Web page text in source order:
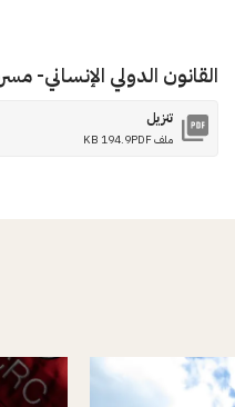
القانون الدولي الإنساني-
تنزيل
ملف PDF 194.9 KB